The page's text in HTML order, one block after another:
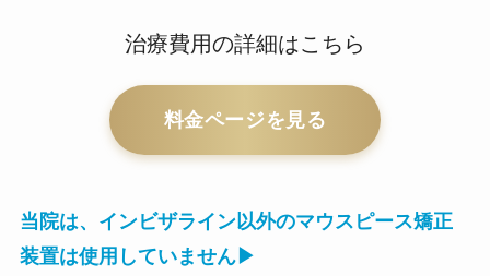
治療費用の詳細はこちら
料金ページを見る
当院は、インビザライン以外のマウスピース矯正
装置は使用していません▶